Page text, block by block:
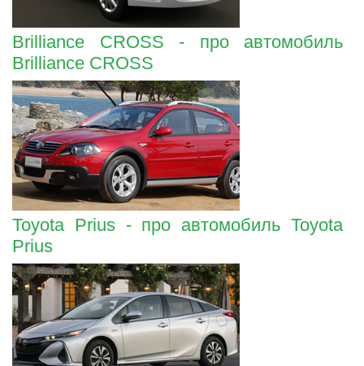
Brilliance CROSS - про автомобиль
Brilliance CROSS
Toyota Prius - про автомобиль Toyota
Prius